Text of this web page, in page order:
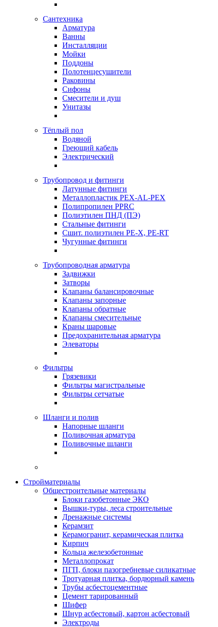
Сантехника
Арматура
Ванны
Инсталляции
Мойки
Поддоны
Полотенцесушители
Раковины
Сифоны
Смесители и душ
Унитазы
Тёплый пол
Водяной
Греющий кабель
Электрический
Трубопровод и фитинги
Латунные фитинги
Металлопластик PEX-AL-PEX
Полипропилен PPRC
Полиэтилен ПНД (ПЭ)
Стальные фитинги
Сшит. полиэтилен PE-X, PE-RT
Чугунные фитинги
Трубопроводная арматура
Задвижки
Затворы
Клапаны балансировочные
Клапаны запорные
Клапаны обратные
Клапаны смесительные
Краны шаровые
Предохранительная арматура
Элеваторы
Фильтры
Грязевики
Фильтры магистральные
Фильтры сетчатые
Шланги и полив
Напорные шланги
Поливочная арматура
Поливочные шланги
Стройматериалы
Oбщестроительные материалы
Блоки газобетонные ЭКО
Вышки-туры, леса строительные
Дренажные системы
Керамзит
Керамогранит, керамическая плитка
Кирпич
Кольца железобетонные
Металлопрокат
ПГП, блоки пазогребневые силикатные
Тротуарная плитка, бордюрный камень
Трубы асбестоцементные
Цемент тарированный
Шифер
Шнур асбестовый, картон асбестовый
Электроды